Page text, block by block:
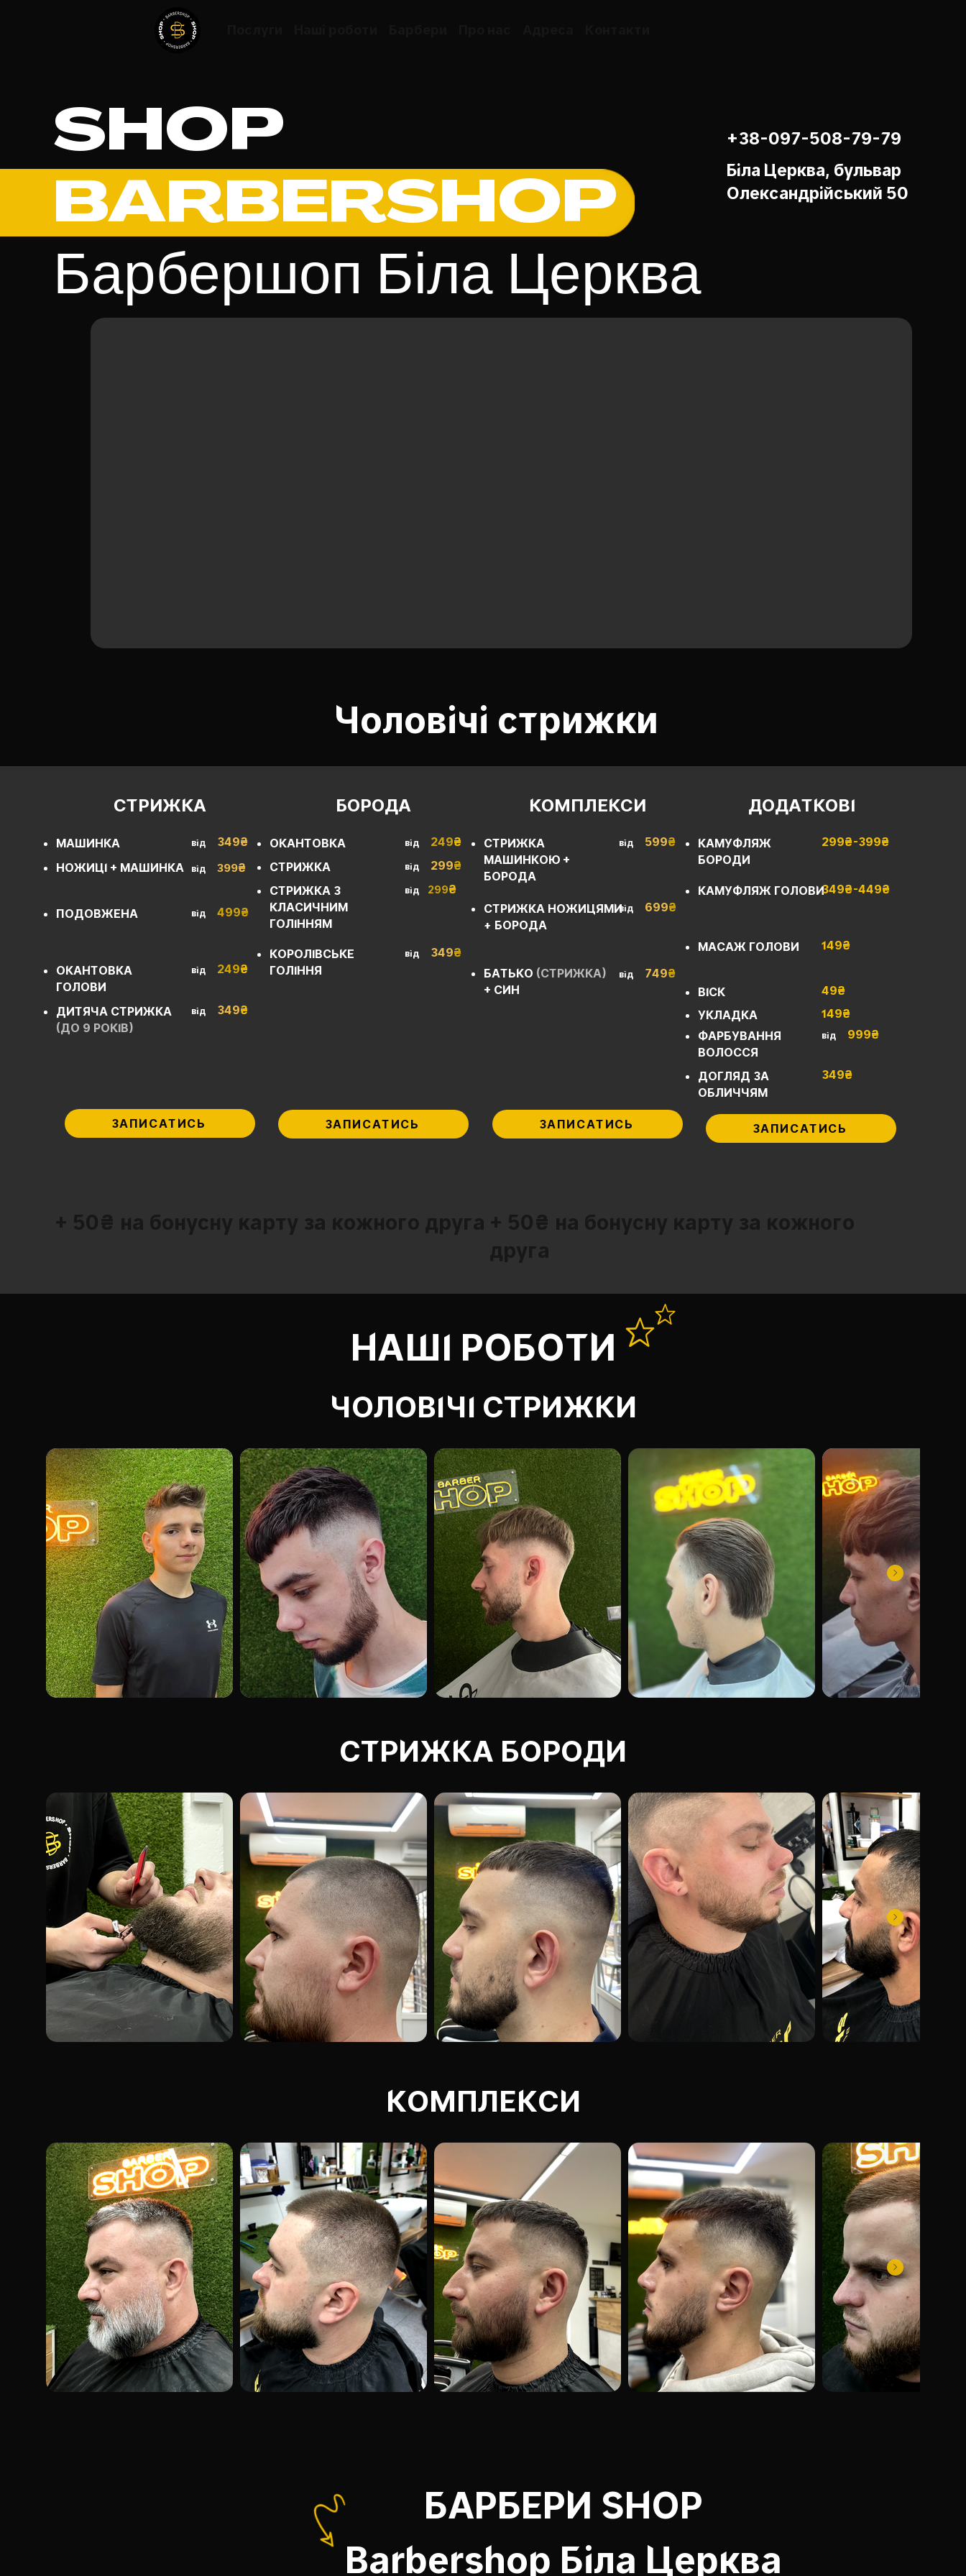
SHOP
BARBERSHOP
Барбершоп Біла Церква
+38-097-508-79-79
Біла Церква, бульвар
Олександрійський 50
Чоловічі стрижки
СТРИЖКА
МАШИНКА від
349₴
НОЖИЦІ + МАШИНКА
від 399₴
ПОДОВЖЕНА від 499₴
ОКАНТОВКА
ГОЛОВИ
від 249₴
ДИТЯЧА СТРИЖКА
(ДО 9 РОКІВ)
від 349₴
ЗАПИСАТИСЬ
БОРОДА
ОКАНТОВКА від 249₴
СТРИЖКА
від 299₴
СТРИЖКА З
КЛАСИЧНИМ
ГОЛІННЯМ
від 299₴
КОРОЛІВСЬКЕ
ГОЛІННЯ
від 349₴
ЗАПИСАТИСЬ
КОМПЛЕКСИ
СТРИЖКА
МАШИНКОЮ +
БОРОДА
від 599₴
СТРИЖКА НОЖИЦЯМИ
+ БОРОДА
від 699₴
БАТЬКО (СТРИЖКА)
+ СИН
від 749₴
ЗАПИСАТИСЬ
ДОДАТКОВІ
КАМУФЛЯЖ
БОРОДИ
299₴-399₴
КАМУФЛЯЖ ГОЛОВИ349₴-449₴
МАСАЖ ГОЛОВИ 149₴
ВІСК
49₴
УКЛАДКА
149₴
ФАРБУВАННЯ
ВОЛОССЯ
від 999₴
ДОГЛЯД ЗА
ОБЛИЧЧЯМ
349₴
ЗАПИСАТИСЬ
+ 50₴ на бонусну карту за кожного друга
+ 50₴ на бонусну карту за кожного
друга
НАШІ РОБОТИ
ЧОЛОВІЧІ СТРИЖКИ
СТРИЖКА БОРОДИ
КОМПЛЕКСИ
БАРБЕРИ SHOP
Barbershop Біла Церква